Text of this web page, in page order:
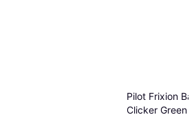
Pilot Frixion
Clicker Green